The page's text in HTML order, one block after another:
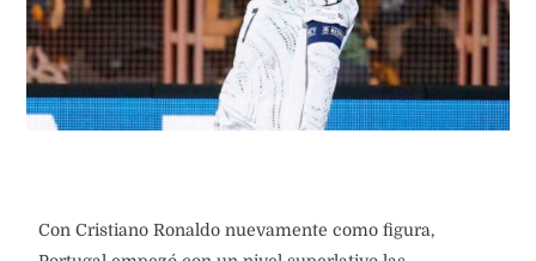
Con Cristiano Ronaldo nuevamente como figura,